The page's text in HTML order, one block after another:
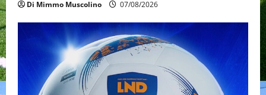
Di Mimmo Muscolino 07/08/2026